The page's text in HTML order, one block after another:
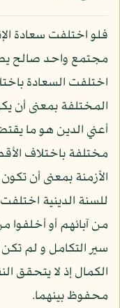
فلو اختلفت سعادة
مجتمع واحد صالح
اختلفت السعادة
المختلفة بمعنى أن
أعني الدين هو ما
مختلفة باختلاف
الأزمنة بمعنى أن
للسنة الدينية
من آبائهم أو أخلفوا
سير التكامل و لم
الكمال إذ لا يتحقق
محفوظ بينهما.